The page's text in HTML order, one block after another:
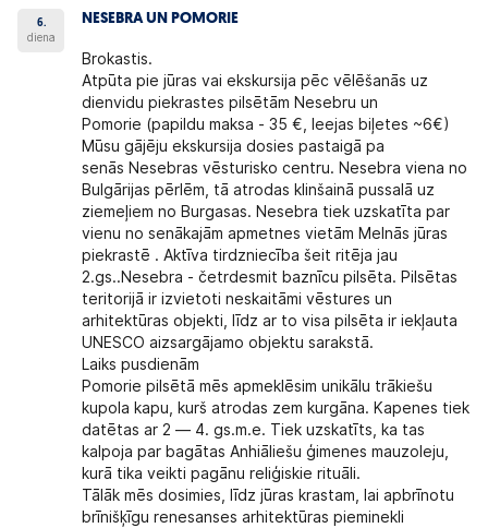
6.
diena
NESEBRA UN POMORIE
Brokastis.
Atpūta pie jūras vai ekskursija pēc vēlēšanās uz
dienvidu piekrastes pilsētām Nesebru un
Pomorie (papildu maksa - 35 €, Ieejas biļetes ~6€)
Mūsu gājēju ekskursija dosies pastaigā pa
senās Nesebras vēsturisko centru. Nesebra viena no
Bulgārijas pērlēm, tā atrodas klinšainā pussalā uz
ziemeļiem no Burgasas. Nesebra tiek uzskatīta par
vienu no senākajām apmetnes vietām Melnās jūras
piekrastē . Aktīva tirdzniecība šeit ritēja jau
2.gs..Nesebra - četrdesmit baznīcu pilsēta. Pilsētas
teritorijā ir izvietoti neskaitāmi vēstures un
arhitektūras objekti, līdz ar to visa pilsēta ir iekļauta
UNESCO aizsargājamo objektu sarakstā.
Laiks pusdienām
Pomorie pilsētāmēs apmeklēsim unikālu trākiešu
kupola kapu, kurš atrodas zem kurgāna. Kapenes tiek
datētas ar 2 — 4. gs.m.e. Tiek uzskatīts, ka tas
kalpoja par bagātas Anhiāliešu ģimenes mauzoleju,
kurā tika veikti pagānu reliģiskie rituāli.
Tālāk mēs dosimies, līdz jūras krastam, lai apbrīnotu
brīnišķīgu renesanses arhitektūras pieminekli